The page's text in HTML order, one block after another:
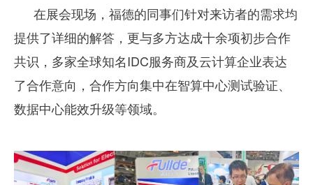
在展会现场，福德的同事们针对来访者的需求均
提供了详细的解答，更与多方达成十余项初步合作
共识，多家全球知名IDC服务商及云计算企业表达
了合作意向，合作方向集中在智算中心测试验证、
数据中心能效升级等领域。